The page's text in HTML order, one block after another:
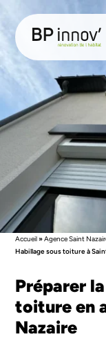
Accueil»Agence Saint
Habillage sous toiture à
Préparer
toiture en
Nazaire